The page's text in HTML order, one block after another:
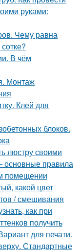
руками:
Чему равна
В чём
Монтаж
Клей для
блоков.
люстру своими
основные правила
помещении
какой цвет
/ смешивания
как при
получить
для печати.
Стандартные